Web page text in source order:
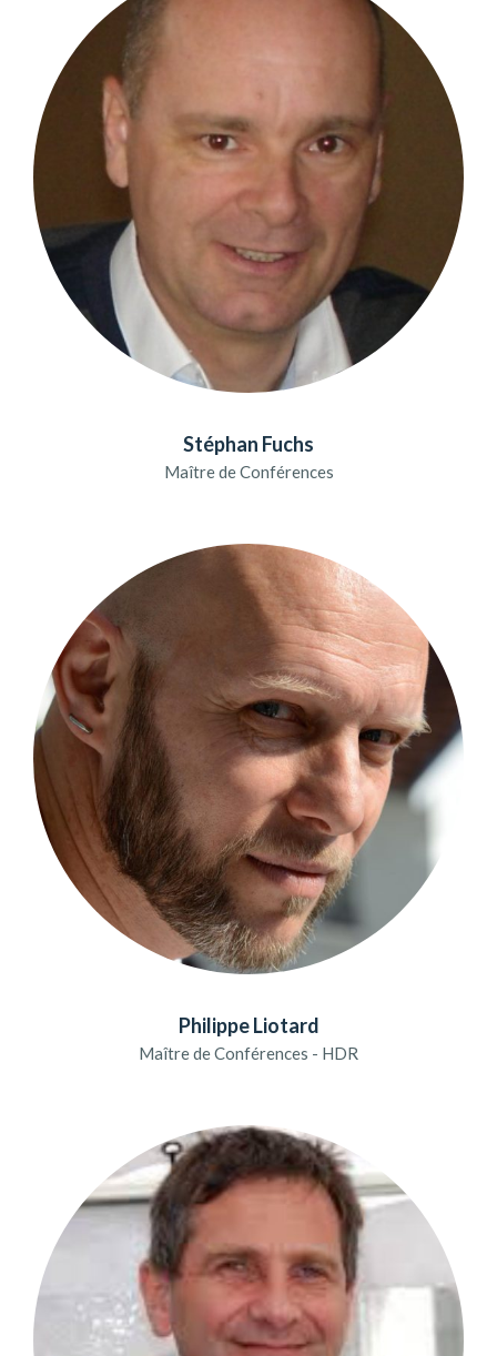
Stéphan Fuchs
Maître de Conférences
Philippe Liotard
Maître de Conférences - HDR